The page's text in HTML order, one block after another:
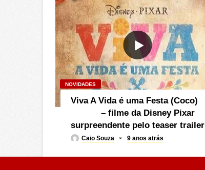
NOVIDADES
Viva A Vida é uma Festa (Coco)
– filme da Disney Pixar
surpreendente pelo teaser trailer
Caio Souza 9 anos atrás